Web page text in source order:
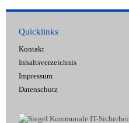
Quicklinks
Kontakt
Inhaltsverzeichnis
Impressum
Datenschutz